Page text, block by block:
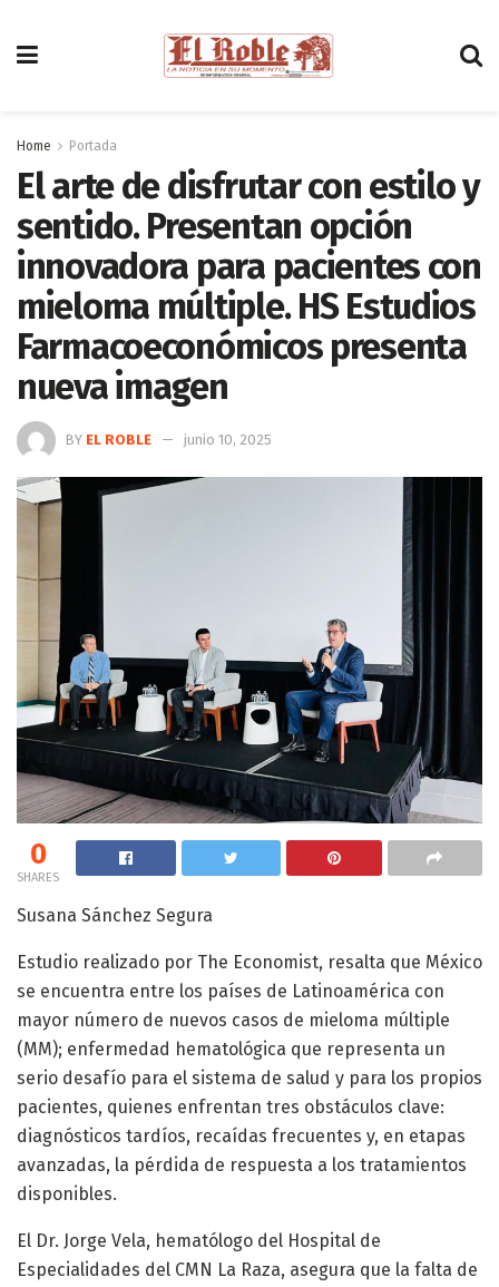
Home Portada
El arte de disfrutar con estilo y
sentido. Presentan opción
innovadora para pacientes con
mieloma múltiple. HS Estudios
Farmacoeconómicos presenta
nueva imagen
BY EL ROBLE junio 10, 2025
0
SHARES
Susana Sánchez Segura
Estudio realizado por The Economist, resalta que México
se encuentra entre los países de Latinoamérica con
mayor número de nuevos casos de mieloma múltiple
(MM); enfermedad hematológica que representa un
serio desafío para el sistema de salud y para los propios
pacientes, quienes enfrentan tres obstáculos clave:
diagnósticos tardíos, recaídas frecuentes y, en etapas
avanzadas, la pérdida de respuesta a los tratamientos
disponibles.
El Dr. Jorge Vela, hematólogo del Hospital de
Especialidades del CMN La Raza, asegura que la falta de